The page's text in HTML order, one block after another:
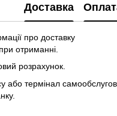
Доставка
про доставку
отриманні.
розрахунок.
або термінал